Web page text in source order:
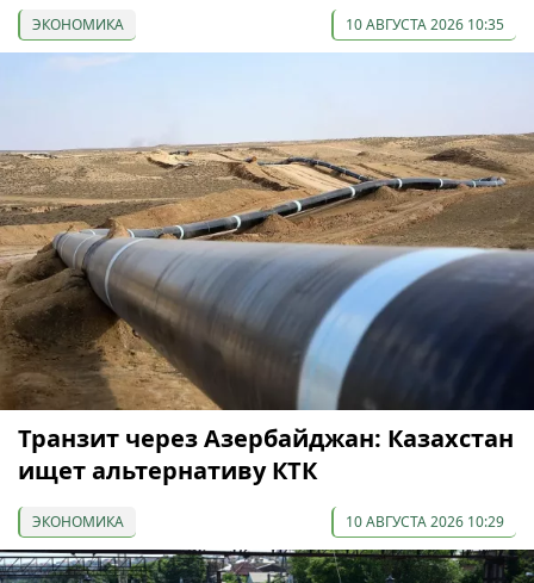
ЭКОНОМИКА 10 АВГУСТА 2026 10:35
Транзит через Азербайджан: Казахстан
ищет альтернативу КТК
ЭКОНОМИКА 10 АВГУСТА 2026 10:29